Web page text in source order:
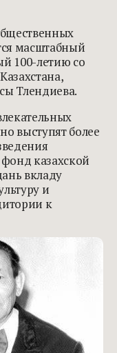
масштабный
100-летию со
Тлендиева.
выступят более
казахской
вкладу
и
к